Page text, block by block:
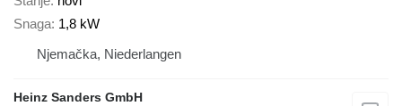
Snaga 1,8 kW
Njemačka, Niederlangen
Heinz Sanders GmbH